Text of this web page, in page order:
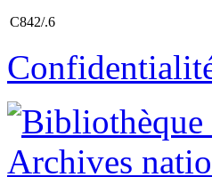
C842/.6